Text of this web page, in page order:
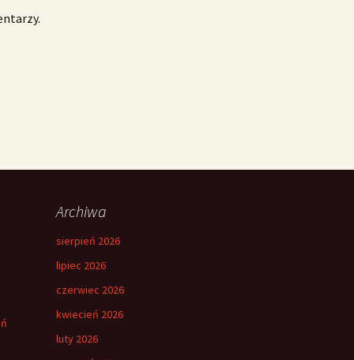
Archiwa
sierpień 2026
lipiec 2026
czerwiec 2026
kwiecień 2026
luty 2026